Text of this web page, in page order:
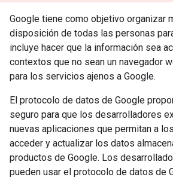
Google tiene como objetivo organizar
disposición de todas las personas
incluye hacer que la información sea
contextos que no sean un navegador
para los servicios ajenos a Google.
El protocolo de datos de Google
seguro para que los desarrolladores
nuevas aplicaciones que permitan a
acceder y actualizar los datos
productos de Google. Los
pueden usar el protocolo de datos de